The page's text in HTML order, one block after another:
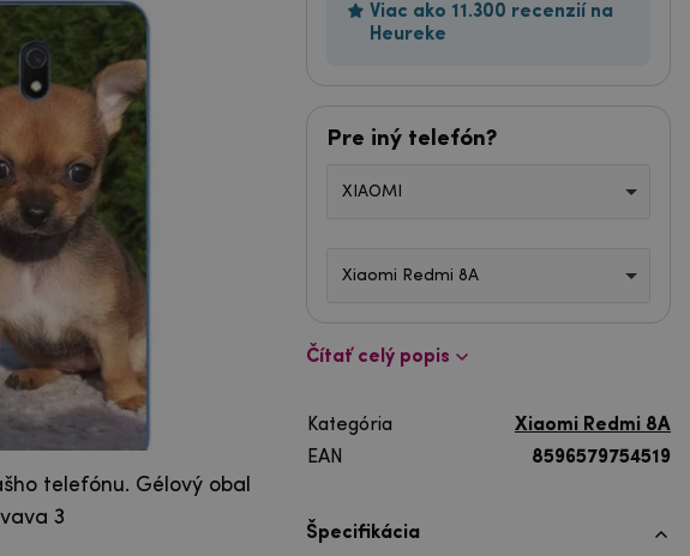
telefónu. Gélový obal
3
Viac ako 11.300 recenzií na
Heureke
Pre iný telefón?
XIAOMI
Xiaomi Redmi 8A
Čítať celý popis
Kategória
Xiaomi Redmi 8A
EAN
8596579754519
Špecifikácia